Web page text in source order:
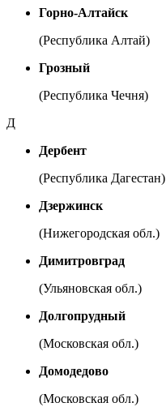
Горно-Алтайск
(Республика Алтай)
Грозный
(Республика Чечня)
Д
Дербент
(Республика Дагестан)
Дзержинск
(Нижегородская обл.)
Димитровград
(Ульяновская обл.)
Долгопрудный
(Московская обл.)
Домодедово
(Московская обл.)